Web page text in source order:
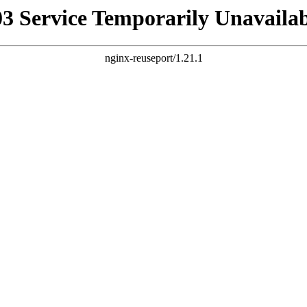
Service Temporarily
nginx-reuseport/1.21.1